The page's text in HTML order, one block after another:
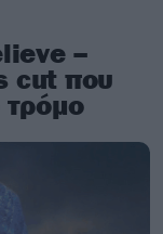
–
cut που
τρόμο